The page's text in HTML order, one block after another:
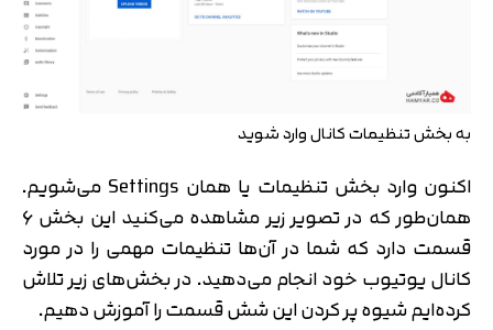
به بخش تنظیمات کانال وارد شوید
اکنون وارد بخش تنظیمات یا همان Settings می‌شویم.
همان‌طور که در تصویر زیر مشاهده می‌کنید این بخش 6
قسمت دارد که شما در آن‌ها تنظیمات مهمی را در مورد
کانال یوتیوب خود انجام می‌دهید. در بخش‌های زیر تلاش
کرده‌ایم شیوه پر کردن این شش قسمت را آموزش دهیم.